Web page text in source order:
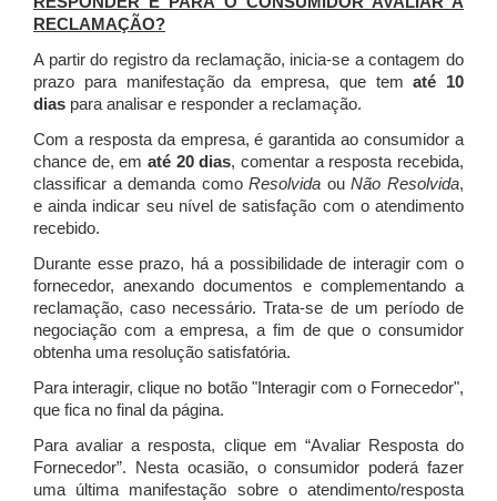
RECLAMAÇÃO?
A partir do registro da reclamação, inicia-se a contagem do
prazo para manifestação da empresa, que tematé 10
dias para analisar e responder a reclamação.
Com a resposta da empresa, é garantida ao consumidor a
chance de, em até 20 dias, comentar a resposta recebida,
classificar a demanda comoResolvida ouNão Resolvida,
e ainda indicar seu nível de satisfação com o atendimento
recebido.
Durante esse prazo, há a possibilidade de interagir com o
fornecedor, anexando documentos e complementando a
reclamação, caso necessário.Trata-se de um período de
negociação com a empresa, a fim de que o consumidor
obtenha uma resolução satisfatória.
Para interagir, clique no botão "Interagir com o Fornecedor",
que fica no final da página.
Para avaliar a resposta, clique em “Avaliar Resposta do
Fornecedor”. Nesta ocasião, o consumidor poderá fazer
uma última manifestação sobre o atendimento/resposta